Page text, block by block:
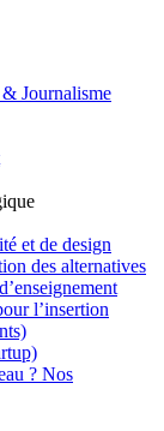
Journalisme
et de design
des alternatives
l’insertion
? Nos